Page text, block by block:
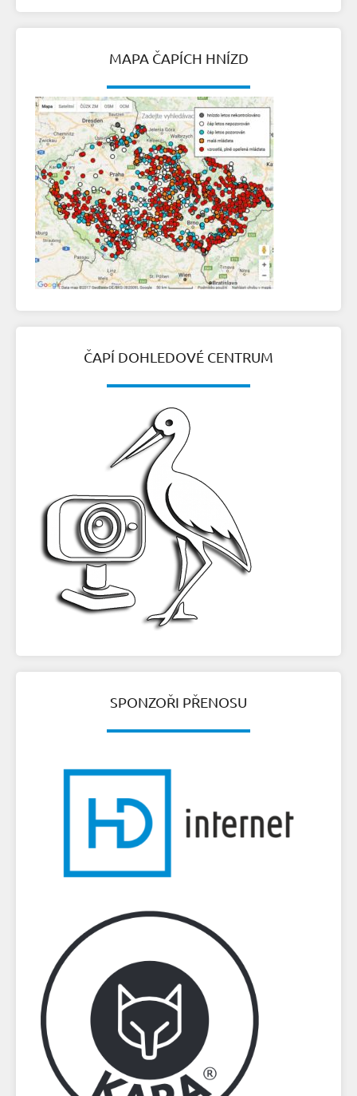
MAPA ČAPÍCH HNÍZD
ČAPÍ DOHLEDOVÉ CENTRUM
SPONZOŘI PŘENOSU